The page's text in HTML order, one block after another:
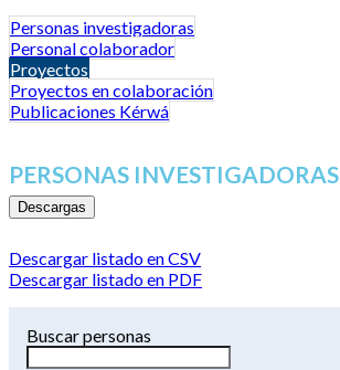
Personas investigadoras
Personal colaborador
Proyectos
Proyectos en colaboración
Publicaciones Kérwá
PERSONAS INVESTIGADORAS
Descargas
Descargar listado en CSV
Descargar listado en PDF
Buscar personas